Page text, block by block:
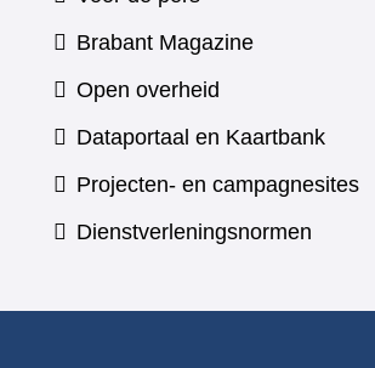
Brabant Magazine(verwijst
andere
website)
Open overheid
Dataportaal en Kaartbank
naar
Projecten- en campagnesites
Dienstverleningsnormen